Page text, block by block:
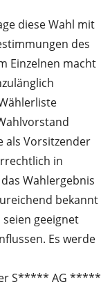
diese Wahl mit
des
Einzelnen macht
als Vorsitzender
in
Wahlergebnis
bekannt
geeignet
Es werde
S***** AG *****